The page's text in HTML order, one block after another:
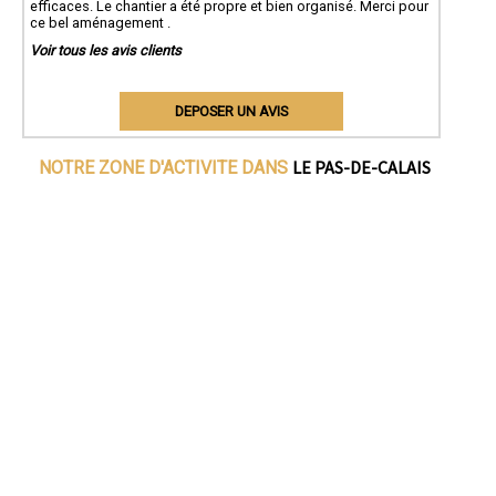
efficaces. Le chantier a été propre et bien organisé. Merci pour
ce bel aménagement .
Voir tous les avis clients
DEPOSER UN AVIS
NOTRE ZONE D'ACTIVITE DANS LE PAS-DE-CALAIS